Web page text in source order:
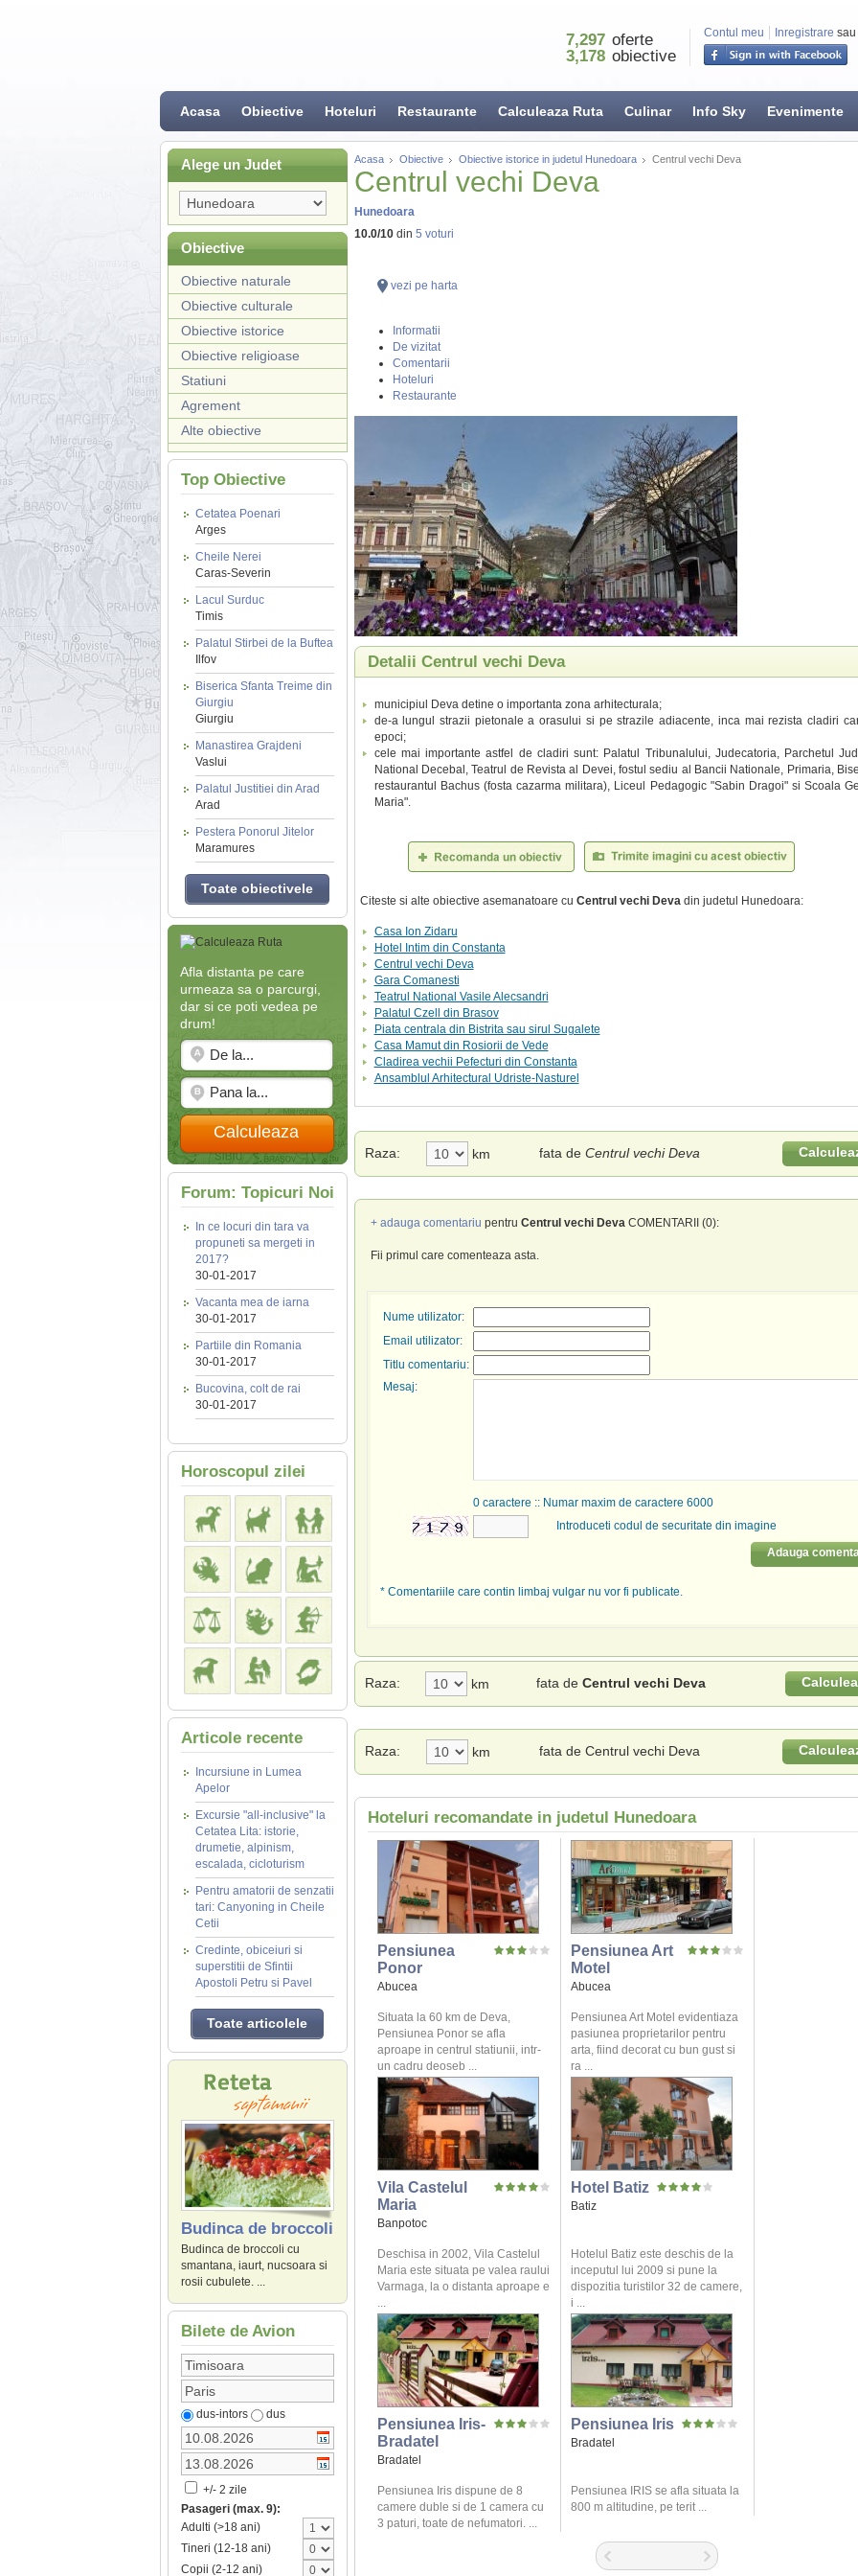
Contul meu Inregistrare sau
7,297 oferte
3,178 obiective
Acasa Obiective Hoteluri Restaurante Calculeaza Ruta Culinar Info Sky Evenimente
Alege un Judet
Obiective
Obiective naturale
Obiective culturale
Obiective istorice
Obiective religioase
Statiuni
Agrement
Alte obiective
Top Obiective
Cetatea Poenari
Arges
Cheile Nerei
Caras-Severin
Lacul Surduc
Timis
Palatul Stirbei de la Buftea
Ilfov
Biserica Sfanta Treime din
Giurgiu
Giurgiu
Manastirea Grajdeni
Vaslui
Palatul Justitiei din Arad
Arad
Pestera Ponorul Jitelor
Maramures
Toate obiectivele
Afla distanta pe care
urmeaza sa o parcurgi,
dar si ce poti vedea pe
drum!
Calculeaza
Forum: Topicuri Noi
In ce locuri din tara va
propuneti sa mergeti in
2017?
30-01-2017
Vacanta mea de iarna
30-01-2017
Partiile din Romania
30-01-2017
Bucovina, colt de rai
30-01-2017
Horoscopul zilei
Articole recente
Incursiune in Lumea
Apelor
Excursie "all-inclusive" la
Cetatea Lita: istorie,
drumetie, alpinism,
escalada, cicloturism
Pentru amatorii de senzatii
tari: Canyoning in Cheile
Cetii
Credinte, obiceiuri si
superstitii de Sfintii
Apostoli Petru si Pavel
Toate articolele
Budinca de broccoli
Budinca de broccoli cu
smantana, iaurt, nucsoara si
rosii cubulete. ...
Bilete de Avion
dus-intors dus
+/- 2 zile
Pasageri (max. 9):
Adulti (>18 ani)
Tineri (12-18 ani)
Copii (2-12 ani)
Acasa Obiective Obiective istorice in judetul Hunedoara Centrul vechi Deva
Centrul vechi Deva
Hunedoara
10.0/10din 5 voturi
vezi pe harta
Informatii
De vizitat
Comentarii
Hoteluri
Restaurante
Detalii Centrul vechi Deva
municipiul Deva detine o importanta zona arhitecturala;
de-a lungul strazii pietonale a orasului si pe strazile adiacente, inca mai rezista cladiri
epoci;
cele mai importante astfel de cladiri sunt: Palatul Tribunalului, Judecatoria, Parchetul
National Decebal, Teatrul de Revista al Devei, fostul sediu al Bancii Nationale, Primaria,
restaurantul Bachus (fosta cazarma militara), Liceul Pedagogic "Sabin Dragoi" si Scoala
Maria".
Citeste si alte obiective asemanatoare cu Centrul vechi Devadin judetul Hunedoara:
Casa Ion Zidaru
Hotel Intim din Constanta
Centrul vechi Deva
Gara Comanesti
Teatrul National Vasile Alecsandri
Palatul Czell din Brasov
Piata centrala din Bistrita sau sirul Sugalete
Casa Mamut din Rosiorii de Vede
Cladirea vechii Pefecturi din Constanta
Ansamblul Arhitectural Udriste-Nasturel
Raza: km fata de Centrul vechi Deva
+ adauga comentariu pentru Centrul vechi DevaCOMENTARII (0):
Fii primul care comenteaza asta.
Nume utilizator:
Email utilizator:
Titlu comentariu:
Mesaj:
0caractere :: Numar maxim de caractere 6000
Introduceti codul de securitate din imagine
Adauga
* Comentariile care contin limbaj vulgar nu vor fi publicate.
Raza: km fata de Centrul vechi Deva
Raza: km fata de Centrul vechi Deva
Hoteluri recomandate in judetul Hunedoara
Pensiunea
Ponor
Abucea
Situata la 60 km de Deva,
Pensiunea Ponor se afla
aproape in centrul statiunii, intr-
un cadru deoseb ...
Pensiunea Art
Motel
Abucea
Pensiunea Art Motel evidentiaza
pasiunea proprietarilor pentru
arta, fiind decorat cu bun gust si
ra ...
Vila Castelul
Maria
Banpotoc
Deschisa in 2002, Vila Castelul
Maria este situata pe valea raului
Varmaga, la o distanta aproape e
...
Hotel Batiz
Batiz
Hotelul Batiz este deschis de la
inceputul lui 2009 si pune la
dispozitia turistilor 32 de camere,
i ...
Pensiunea Iris-
Bradatel
Bradatel
Pensiunea Iris dispune de 8
camere duble si de 1 camera cu
3 paturi, toate de nefumatori. ...
Pensiunea Iris
Bradatel
Pensiunea IRIS se afla situata la
800 m altitudine, pe terit ...